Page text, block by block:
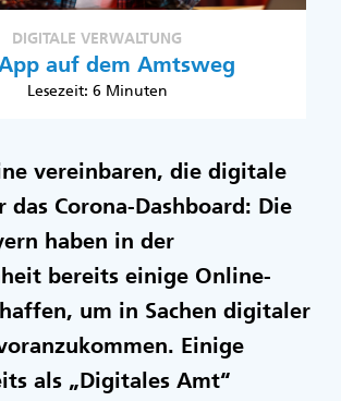
DIGITALE VERWALTUNG
auf dem Amtsweg
Lesezeit: 6 Minuten
vereinbaren, die digitale
das Corona-Dashboard: Die
haben in der
bereits einige Online-
um in Sachen digitaler
Einige
als „Digitales Amt“